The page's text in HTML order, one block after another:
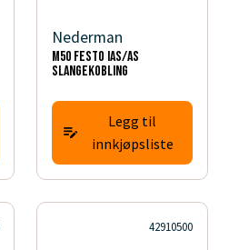
Nederman
M50 Festo IAS/AS
slangekobling
Legg til
innkjøpsliste
42910500